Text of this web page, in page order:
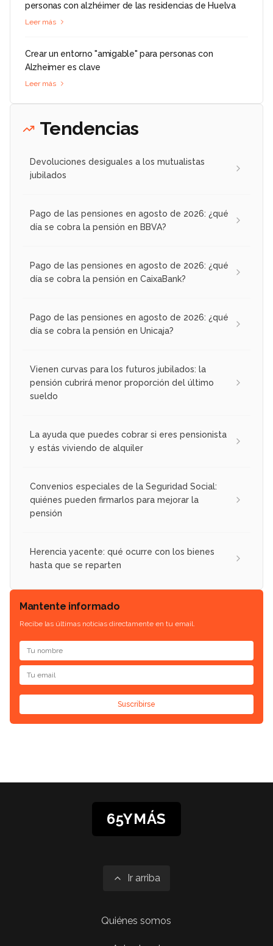
personas con alzhéimer de las residencias de Huelva
Leer más
Crear un entorno "amigable" para personas con
Alzheimer es clave
Leer más
Tendencias
Devoluciones desiguales a los mutualistas
jubilados
Pago de las pensiones en agosto de 2026: ¿qué
día se cobra la pensión en BBVA?
Pago de las pensiones en agosto de 2026: ¿qué
día se cobra la pensión en CaixaBank?
Pago de las pensiones en agosto de 2026: ¿qué
día se cobra la pensión en Unicaja?
Vienen curvas para los futuros jubilados: la
pensión cubrirá menor proporción del último
sueldo
La ayuda que puedes cobrar si eres pensionista
y estás viviendo de alquiler
Convenios especiales de la Seguridad Social:
quiénes pueden firmarlos para mejorar la
pensión
Herencia yacente: qué ocurre con los bienes
hasta que se reparten
Mantente informado
Recibe las últimas noticias directamente en tu email.
Suscribirse
65YMÁS
Ir arriba
Quiénes somos